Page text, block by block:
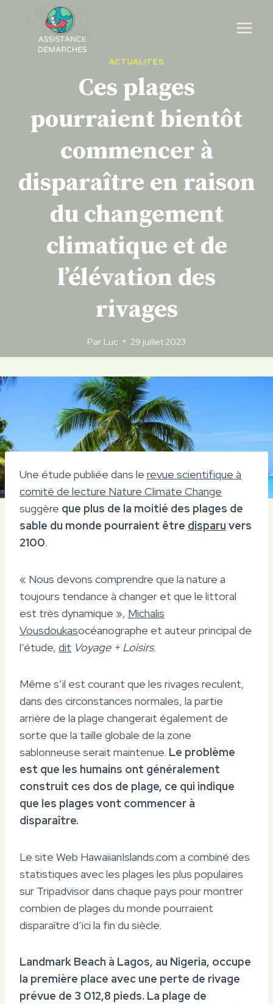
content
ACTUALITÉS
Ces plages
pourraient bientôt
commencer à
disparaître en raison
du changement
climatique et de
l’élévation des
rivages
Par Luc 29 juillet 2023
Une étude publiée dans le revue scientifique à
comité de lecture Nature Climate Change
suggère que plus de la moitié des plages de
sable du monde pourraient être disparu vers
2100.
« Nous devons comprendre que la nature a
toujours tendance à changer et que le littoral
est très dynamique », Michalis
Vousdoukasocéanographe et auteur principal de
l’étude, dit Voyage + Loisirs.
Même s’il est courant que les rivages reculent,
dans des circonstances normales, la partie
arrière de la plage changerait également de
sorte que la taille globale de la zone
sablonneuse serait maintenue. Le problème
est que les humains ont généralement
construit ces dos de plage, ce qui indique
que les plages vont commencer à
disparaître.
Le site Web HawaiianIslands.com a combiné des
statistiques avec les plages les plus populaires
sur Tripadvisor dans chaque pays pour montrer
combien de plages du monde pourraient
disparaître d’ici la fin du siècle.
Landmark Beach à Lagos, au Nigeria, occupe
la première place avec une perte de rivage
prévue de 3 012,8 pieds. La plage de